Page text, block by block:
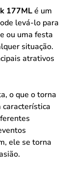
177MLé um
levá-lo para
ou uma festa
situação.
atrativos
o que o torna
característica
ele se torna